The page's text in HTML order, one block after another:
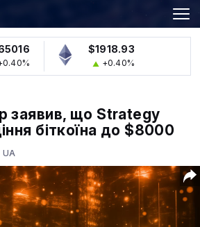
$1918.93
+0.40%
заявив, що Strategy
біткоїна до $8000
UA